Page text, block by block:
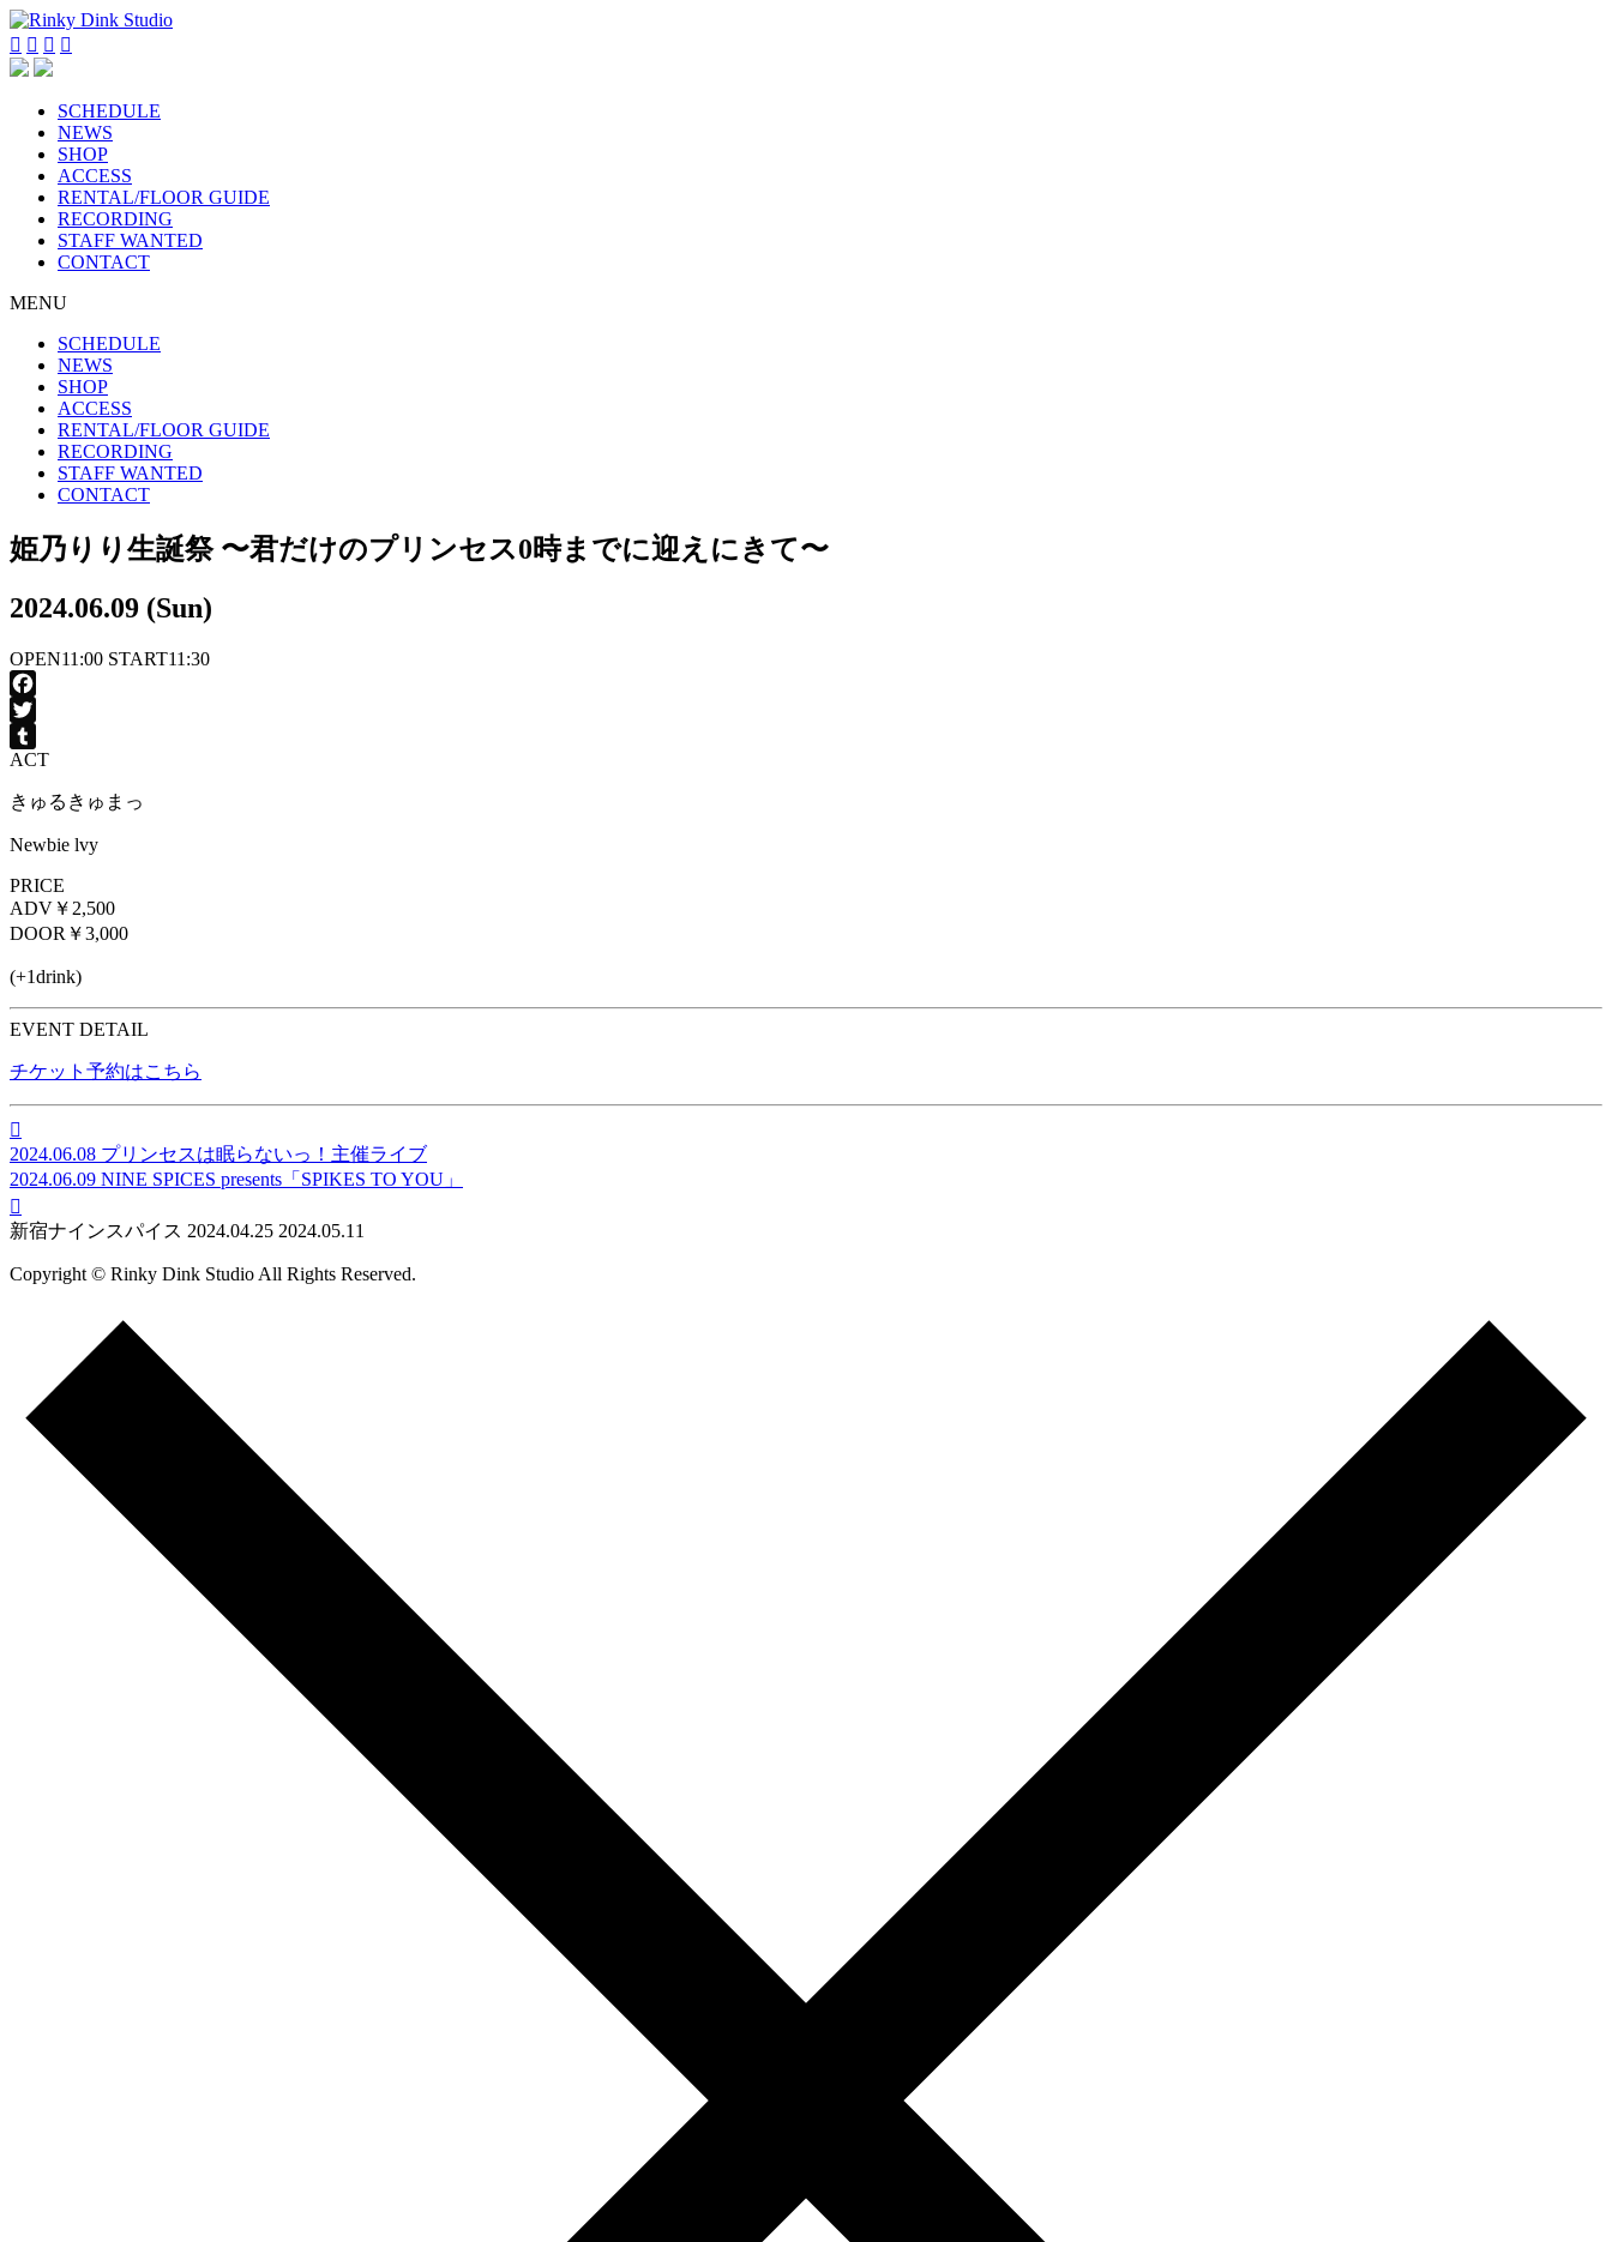
   
SCHEDULE
NEWS
SHOP
ACCESS
RENTAL/FLOOR GUIDE
RECORDING
STAFF WANTED
CONTACT
MENU
SCHEDULE
NEWS
SHOP
ACCESS
RENTAL/FLOOR GUIDE
RECORDING
STAFF WANTED
CONTACT
姫乃りり生誕祭 〜君だけのプリンセス0時までに迎えにきて〜
2024.06.09 (Sun)
OPEN11:00 START11:30
Facebook
Twitter
Tumblr
ACT
きゅるきゅまっ
Newbie lvy
PRICE
ADV ￥2,500
DOOR ￥3,000
(+1drink)
EVENT DETAIL
チケット予約はこちら

2024.06.08 プリンセスは眠らないっ！主催ライブ
2024.06.09 NINE SPICES presents「SPIKES TO YOU」

新宿ナインスパイス 2024.04.25 2024.05.11
Copyright © Rinky Dink Studio All Rights Reserved.